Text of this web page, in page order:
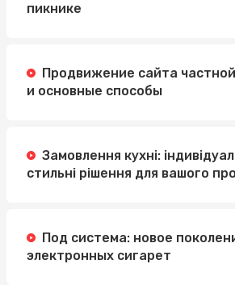
пикнике
Продвижение сайта
и основные способы
Замовлення кухні:
стильні рішення для вашого
Под система: новое
электронных сигарет